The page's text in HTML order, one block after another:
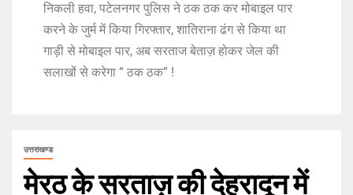
निकली हवा, पटेलनगर पुलिस ने ठक ठक कर मोबाइल पार
करने के जुर्म में किया गिरफ्तार, शातिराना ढंग से किया था
गाड़ी से मोबाइल पार, अब सरताज बेताज़ होकर जेल की
सलाखों से करेगा ” ठक ठक” !
उत्तराखण्ड
मेरठ के सरताज़ की देहरादून में